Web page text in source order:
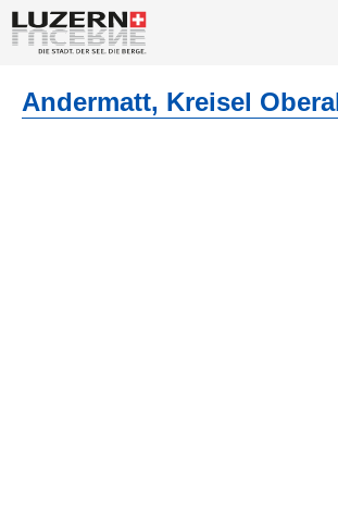
Andermatt, Kreisel